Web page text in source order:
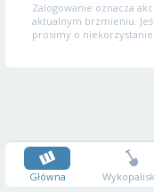
Zalogowanie oznacza
aktualnym brzmieniu.
prosimy o
Główna